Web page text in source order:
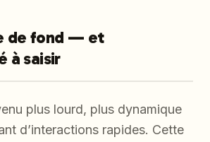
de fond — et
à saisir
plus lourd, plus dynamique
d’interactions rapides. Cette